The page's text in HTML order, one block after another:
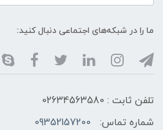
ما را در شبکه‌های اجتماعی دنبال کنید:
تلفن ثابت : 02634563580
شماره تماس:
09352157200